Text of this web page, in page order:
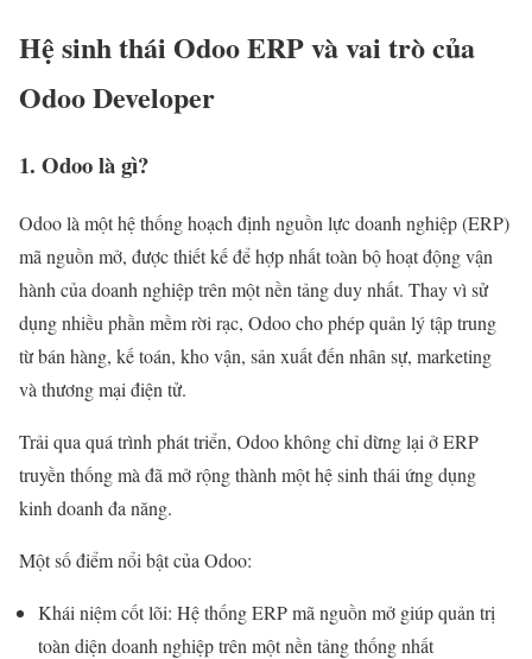
Hệ sinh thái Odoo ERP và vai trò của
Odoo Developer
1. Odoo là gì?
Odoo là một hệ thống hoạch định nguồn lực doanh nghiệp (ERP)
mã nguồn mở, được thiết kế để hợp nhất toàn bộ hoạt động vận
hành của doanh nghiệp trên một nền tảng duy nhất. Thay vì sử
dụng nhiều phần mềm rời rạc, Odoo cho phép quản lý tập trung
từ bán hàng, kế toán, kho vận, sản xuất đến nhân sự, marketing
và thương mại điện tử.
Trải qua quá trình phát triển, Odoo không chỉ dừng lại ở ERP
truyền thống mà đã mở rộng thành một hệ sinh thái ứng dụng
kinh doanh đa năng.
Một số điểm nổi bật của Odoo:
Khái niệm cốt lõi: Hệ thống ERP mã nguồn mở giúp quản trị
toàn diện doanh nghiệp trên một nền tảng thống nhất